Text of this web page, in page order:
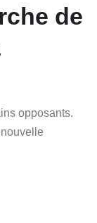
de
opposants.